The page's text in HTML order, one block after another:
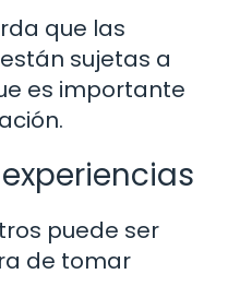
que las
sujetas a
es importante
puede ser
de tomar